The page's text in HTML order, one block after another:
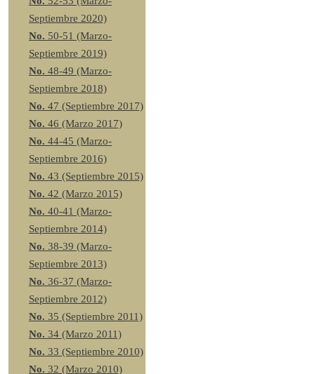
Septiembre 2020)
No. 50-51 (Marzo-
Septiembre 2019)
No. 48-49 (Marzo-
Septiembre 2018)
No. 47 (Septiembre 2017)
No. 46 (Marzo 2017)
No. 44-45 (Marzo-
Septiembre 2016)
No. 43 (Septiembre 2015)
No. 42 (Marzo 2015)
No. 40-41 (Marzo-
Septiembre 2014)
No. 38-39 (Marzo-
Septiembre 2013)
No. 36-37 (Marzo-
Septiembre 2012)
No. 35 (Septiembre 2011)
No. 34 (Marzo 2011)
No. 33 (Septiembre 2010)
No. 32 (Marzo 2010)